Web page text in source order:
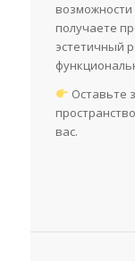
получаете
эстетичный
Оставьте
вас.